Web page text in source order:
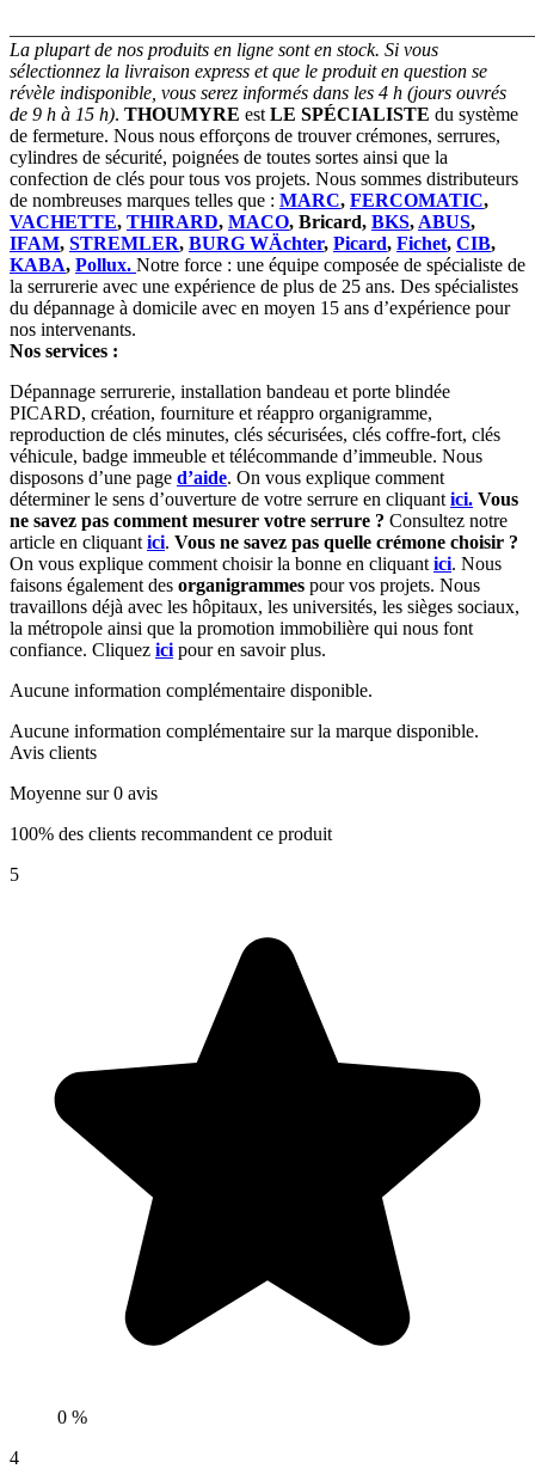
La plupart de nos produits en ligne sont en stock. Si vous
sélectionnez la livraison express et que le produit en question se
révèle indisponible, vous serez informés dans les 4 h (jours ouvrés
de 9 h à 15 h). THOUMYRE est LE SPÉCIALISTE du système
de fermeture. Nous nous efforçons de trouver crémones, serrures,
cylindres de sécurité, poignées de toutes sortes ainsi que la
confection de clés pour tous vos projets. Nous sommes distributeurs
de nombreuses marques telles que : MARC, FERCOMATIC,
VACHETTE, THIRARD, MACO, Bricard, BKS, ABUS,
IFAM, STREMLER, BURG WÄchter, Picard, Fichet, CIB,
KABA, Pollux. Notre force : une équipe composée de spécialiste de
la serrurerie avec une expérience de plus de 25 ans. Des spécialistes
du dépannage à domicile avec en moyen 15 ans d’expérience pour
nos intervenants.
Nos services :
Dépannage serrurerie, installation bandeau et porte blindée
PICARD, création, fourniture et réappro organigramme,
reproduction de clés minutes, clés sécurisées, clés coffre-fort, clés
véhicule, badge immeuble et télécommande d’immeuble. Nous
disposons d’une page d’aide. On vous explique comment
déterminer le sens d’ouverture de votre serrure en cliquant ici. Vous
ne savez pas comment mesurer votre serrure ? Consultez notre
article en cliquant ici. Vous ne savez pas quelle crémone choisir ?
On vous explique comment choisir la bonne en cliquant ici. Nous
faisons également des organigrammes pour vos projets. Nous
travaillons déjà avec les hôpitaux, les universités, les sièges sociaux,
la métropole ainsi que la promotion immobilière qui nous font
confiance. Cliquez ici pour en savoir plus.
Aucune information complémentaire disponible.
Aucune information complémentaire sur la marque disponible.
Avis clients
Moyenne sur 0 avis
100% des clients recommandent ce produit
5
0 %
4